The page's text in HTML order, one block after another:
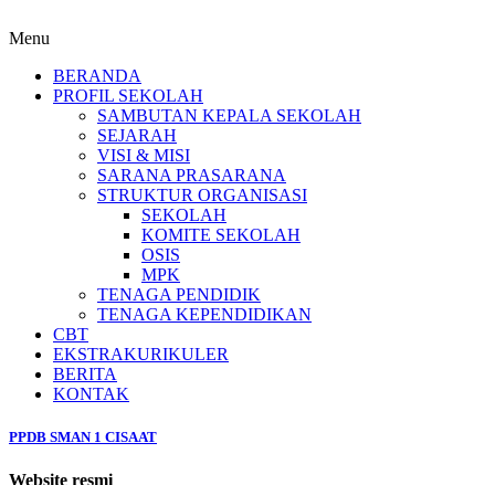
Menu
BERANDA
PROFIL SEKOLAH
SAMBUTAN KEPALA SEKOLAH
SEJARAH
VISI & MISI
SARANA PRASARANA
STRUKTUR ORGANISASI
SEKOLAH
KOMITE SEKOLAH
OSIS
MPK
TENAGA PENDIDIK
TENAGA KEPENDIDIKAN
CBT
EKSTRAKURIKULER
BERITA
KONTAK
PPDB SMAN 1 CISAAT
Website resmi